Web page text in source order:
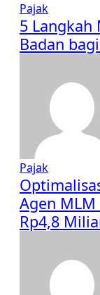
Pajak
5 Langkah
Badan
Pajak
Agen
Rp4,8